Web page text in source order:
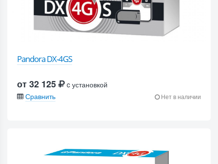
Pandora DX-4GS
от 32 125
c установкой
Сравнить
Нет в наличии